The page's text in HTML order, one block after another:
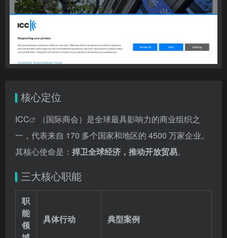
核心定位
ICC
（国际商会）是全球最具影响力的商业组织之
一，代表来自 170 多个国家和地区的 4500 万家企业。
其核心使命是： 捍卫全球经济，推动开放贸易。
三大核心职能
职
能
领
具体行动 典型案例